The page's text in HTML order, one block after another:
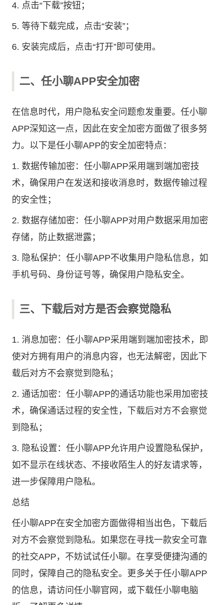
4. 点击“下载”按钮；
5. 等待下载完成，点击“安装”；
6. 安装完成后，点击“打开”即可使用。
二、任小聊APP安全加密
在信息时代，用户隐私安全问题愈发重要。任小聊
APP深知这一点，因此在安全加密方面做了很多努
力。以下是任小聊APP的安全加密特点：
1. 数据传输加密：任小聊APP采用端到端加密技
术，确保用户在发送和接收消息时，数据传输过程
的安全性；
2. 数据存储加密：任小聊APP对用户数据采用加密
存储，防止数据泄露；
3. 隐私保护：任小聊APP不收集用户隐私信息，如
手机号码、身份证号等，确保用户隐私安全。
三、下载后对方是否会察觉隐私
1. 消息加密：任小聊APP采用端到端加密技术，即
使对方拥有用户的消息内容，也无法解密，因此下
载后对方不会察觉到隐私；
2. 通话加密：任小聊APP的通话功能也采用加密技
术，确保通话过程的安全性，下载后对方不会察觉
到隐私；
3. 隐私设置：任小聊APP允许用户设置隐私保护，
如不显示在线状态、不接收陌生人的好友请求等，
进一步保障用户隐私。
总结
任小聊APP在安全加密方面做得相当出色，下载后
对方不会察觉到隐私。如果您在寻找一款安全可靠
的社交APP，不妨试试任小聊。在享受便捷沟通的
同时，保障自己的隐私安全。更多关于任小聊APP
的信息，请访问 任小聊官网 ，或下载任小聊电脑